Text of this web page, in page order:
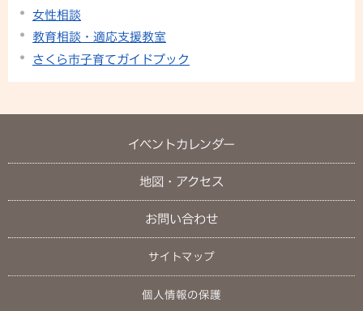
女性相談
教育相談・適応支援教室
さくら市子育てガイドブック
イベントカレンダー
地図・アクセス
お問い合わせ
サイトマップ
個人情報の保護